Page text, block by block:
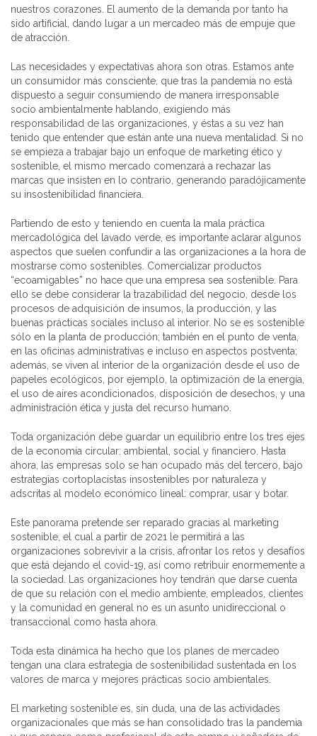
nuestros corazones. El aumento de la demanda por tanto ha
sido artificial, dando lugar a un mercadeo más de empuje que
de atracción.
Las necesidades y expectativas ahora son otras. Estamos ante
un consumidor más consciente, que tras la pandemia no está
dispuesto a seguir consumiendo de manera irresponsable
socio ambientalmente hablando, exigiendo más
responsabilidad de las organizaciones, y éstas a su vez han
tenido que entender que están ante una nueva mentalidad. Si no
se empieza a trabajar bajo un enfoque de marketing ético y
sostenible, el mismo mercado comenzará a rechazar las
marcas que insisten en lo contrario, generando paradójicamente
su insostenibilidad financiera.
Partiendo de esto y teniendo en cuenta la mala práctica
mercadológica del lavado verde, es importante aclarar algunos
aspectos que suelen confundir a las organizaciones a la hora de
mostrarse como sostenibles. Comercializar productos
“ecoamigables” no hace que una empresa sea sostenible. Para
ello se debe considerar la trazabilidad del negocio, desde los
procesos de adquisición de insumos, la producción, y las
buenas prácticas sociales incluso al interior. No se es sostenible
sólo en la planta de producción; también en el punto de venta,
en las oficinas administrativas e incluso en aspectos postventa;
además, se viven al interior de la organización desde el uso de
papeles ecológicos, por ejemplo, la optimización de la energía,
el uso de aires acondicionados, disposición de desechos, y una
administración ética y justa del recurso humano.
Toda organización debe guardar un equilibrio entre los tres ejes
de la economía circular: ambiental, social y financiero. Hasta
ahora, las empresas solo se han ocupado más del tercero, bajo
estrategias cortoplacistas insostenibles por naturaleza y
adscritas al modelo económico lineal: comprar, usar y botar.
Este panorama pretende ser reparado gracias al marketing
sostenible, el cual a partir de 2021 le permitirá a las
organizaciones sobrevivir a la crisis, afrontar los retos y desafíos
que está dejando el covid-19, así como retribuir enormemente a
la sociedad. Las organizaciones hoy tendrán que darse cuenta
de que su relación con el medio ambiente, empleados, clientes
y la comunidad en general no es un asunto unidireccional o
transaccional como hasta ahora.
Toda esta dinámica ha hecho que los planes de mercadeo
tengan una clara estrategia de sostenibilidad sustentada en los
valores de marca y mejores prácticas socio ambientales.
El marketing sostenible es, sin duda, una de las actividades
organizacionales que más se han consolidado tras la pandemia